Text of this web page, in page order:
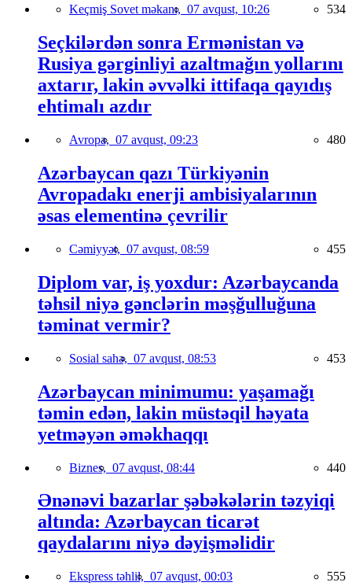
Keçmiş Sovet məkanı, 07 avqust, 10:26 534
Seçkilərdən sonra Ermənistan və
Rusiya gərginliyi azaltmağın yollarını
axtarır, lakin əvvəlki ittifaqa qayıdış
ehtimalı azdır
Avropa, 07 avqust, 09:23 480
Azərbaycan qazı Türkiyənin
Avropadakı enerji ambisiyalarının
əsas elementinə çevrilir
Cəmiyyət, 07 avqust, 08:59 455
Diplom var, iş yoxdur: Azərbaycanda
təhsil niyə gənclərin məşğulluğuna
təminat vermir?
Sosial sahə, 07 avqust, 08:53 453
Azərbaycan minimumu: yaşamağı
təmin edən, lakin müstəqil həyata
yetməyən əməkhaqqı
Biznes, 07 avqust, 08:44 440
Ənənəvi bazarlar şəbəkələrin təzyiqi
altında: Azərbaycan ticarət
qaydalarını niyə dəyişməlidir
Ekspress təhlil, 07 avqust, 00:03 555